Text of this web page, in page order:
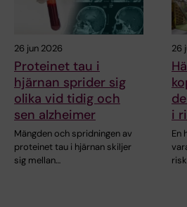
26 jun 2026
Proteinet tau i
hjärnan sprider sig
olika vid tidig och
sen alzheimer
Mängden och spridningen av
proteinet tau i hjärnan skiljer
sig mellan…
26
i
En